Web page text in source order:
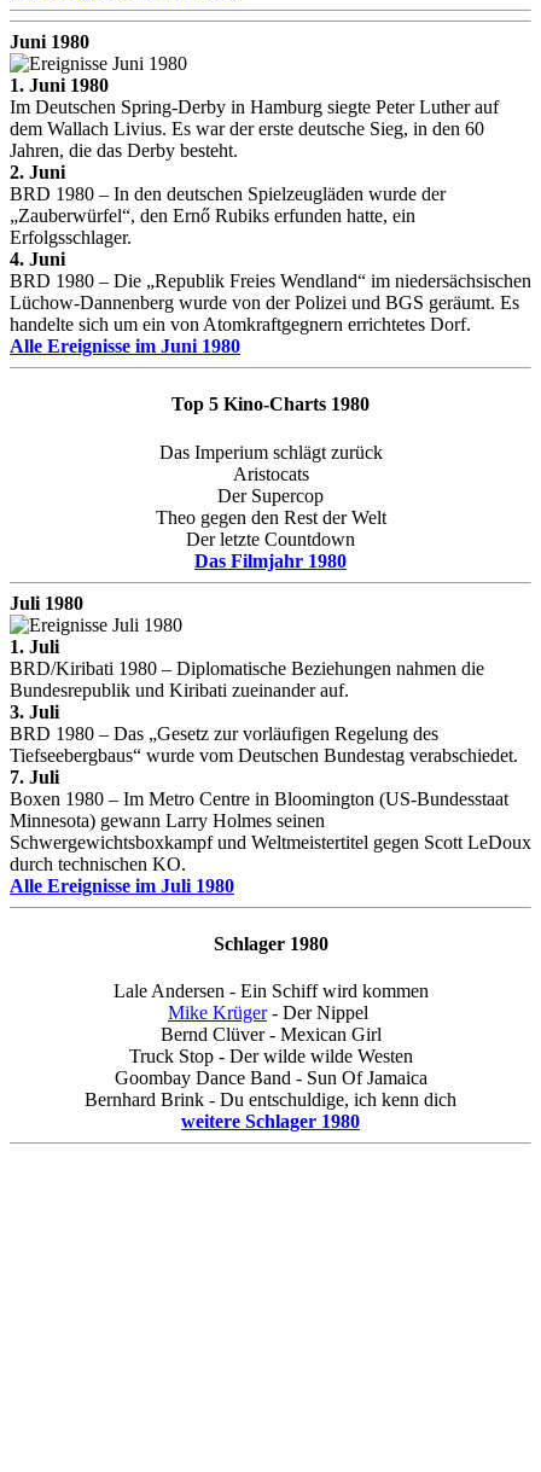
Juni 1980
1. Juni 1980
Im Deutschen Spring-Derby in Hamburg siegte Peter Luther auf
dem Wallach Livius. Es war der erste deutsche Sieg, in den 60
Jahren, die das Derby besteht.
2. Juni
BRD 1980 – In den deutschen Spielzeugläden wurde der
„Zauberwürfel“, den Ernő Rubiks erfunden hatte, ein
Erfolgsschlager.
4. Juni
BRD 1980 – Die „Republik Freies Wendland“ im niedersächsischen
Lüchow-Dannenberg wurde von der Polizei und BGS geräumt. Es
handelte sich um ein von Atomkraftgegnern errichtetes Dorf.
Alle Ereignisse im Juni 1980
Top 5 Kino-Charts 1980
Das Imperium schlägt zurück
Aristocats
Der Supercop
Theo gegen den Rest der Welt
Der letzte Countdown
Das Filmjahr 1980
Juli 1980
1. Juli
BRD/Kiribati 1980 – Diplomatische Beziehungen nahmen die
Bundesrepublik und Kiribati zueinander auf.
3. Juli
BRD 1980 – Das „Gesetz zur vorläufigen Regelung des
Tiefseebergbaus“ wurde vom Deutschen Bundestag verabschiedet.
7. Juli
Boxen 1980 – Im Metro Centre in Bloomington (US-Bundesstaat
Minnesota) gewann Larry Holmes seinen
Schwergewichtsboxkampf und Weltmeistertitel gegen Scott LeDoux
durch technischen KO.
Alle Ereignisse im Juli 1980
Schlager 1980
Lale Andersen - Ein Schiff wird kommen
Mike Krüger- Der Nippel
Bernd Clüver - Mexican Girl
Truck Stop - Der wilde wilde Westen
Goombay Dance Band - Sun Of Jamaica
Bernhard Brink - Du entschuldige, ich kenn dich
weitere Schlager 1980